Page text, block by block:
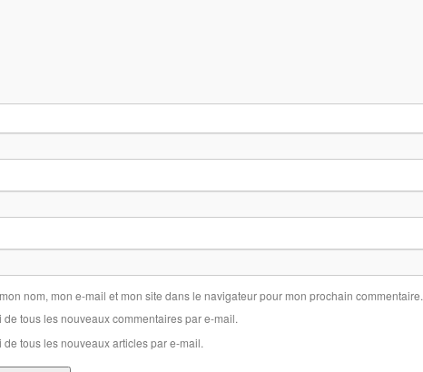
nom, mon e-mail et mon site dans le navigateur pour mon prochain commentaire.
de tous les nouveaux commentaires par e-mail.
de tous les nouveaux articles par e-mail.